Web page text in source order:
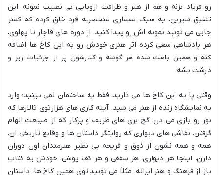
رو فریاد بزنه و هم از هنر و ظرافت اروپایی بی نصیب نمونه. این
تلفیق شیرین، یه سبک معماری منحصربه فرد خلق کرده که کمتر
جایی می تونید نمونه اش رو پیدا کنید. از دوره های قاجار تا پهلوی،
هر پادشاهی سعی کرده اثر هنری خودش رو به این کاخ ها اضافه
کنه و همین باعث شده هر گوشه و کنارشون پر از جزئیات ریز و
درشت بشه.
وقتی پا به این کاخ ها می ذارید، فقط یه ساختمان نمی بینید؛ وارد
یه نمایشگاه زنده از هنر می شید. آینه کاری های هزارتوی تالارها که
نور رو بازی می دن، گچ بری های ظریف و پرکار که از طبیعت الهام
گرفتن، نقاشی های دیواری که روایتگر داستان ها و وقایع تاریخی ان،
همه و همه نشون از ذوق و قریحه بی نظیر هنرمندان اون دوران
دارن. اینجا هر دیواری، هر سقفی و هر کف پوشی، خودش یه کتاب
باز از فرهنگ و هنر ایرانه. مثلاً می تونید توی همین کاخ ها، داستان